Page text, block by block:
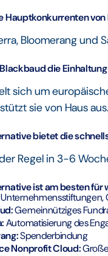
Hauptkonkurrenten
Bloomerang und
die Einhaltung
sich um
sie von Haus aus.
bietet die
Regel in 3-6
ist am besten für
Unternehmensstiftungen,
Gemeinnütziges
Automatisierung des
Spenderbindung
Nonprofit Cloud: